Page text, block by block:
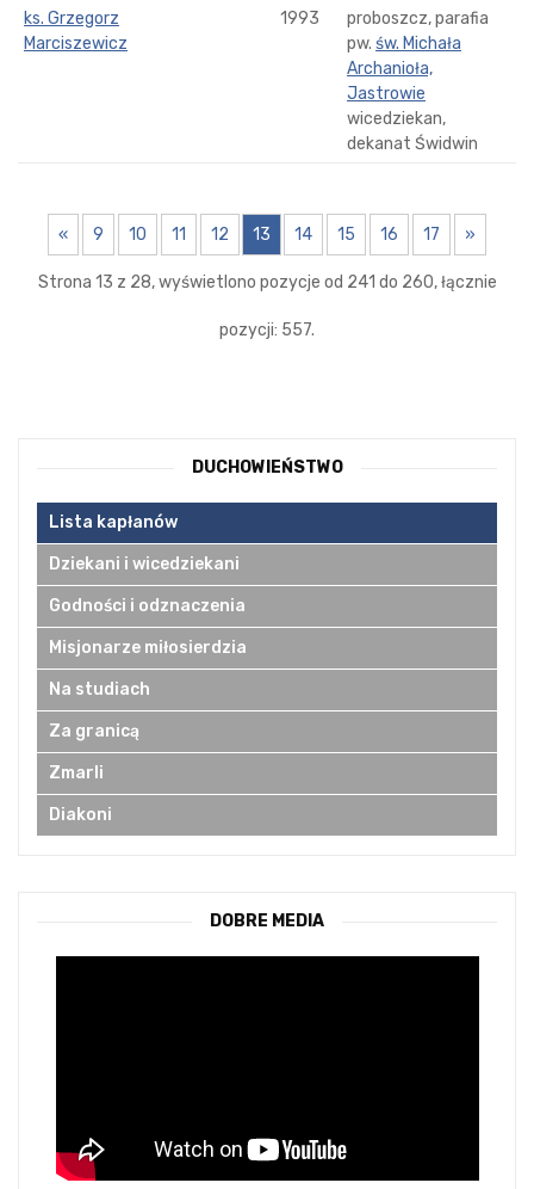
ks. Grzegorz
Marciszewicz
1993
proboszcz, parafia
pw. św. Michała
Archanioła,
Jastrowie
wicedziekan,
dekanat Świdwin
« 9 10 11 12 13 14 15 16 17 »
Strona 13 z 28, wyświetlono pozycje od 241 do 260, łącznie
pozycji: 557.
DUCHOWIEŃSTWO
Lista kapłanów
Dziekani i wicedziekani
Godności i odznaczenia
Misjonarze miłosierdzia
Na studiach
Za granicą
Zmarli
Diakoni
DOBRE MEDIA